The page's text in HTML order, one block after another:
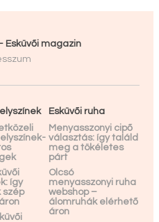
Esküvői magazin
így
szép
Esküvői ruha
Menyasszonyi cipő
választás: így találd
meg a tökéletes
párt
Olcsó
menyasszonyi ruha
webshop –
álomruhák elérhető
áron